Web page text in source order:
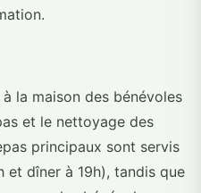
la maison des bénévoles
et le nettoyage des
principaux sont servis
et dîner à 19h), tandis que